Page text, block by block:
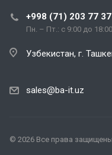
+998 (71) 203 77 37
Пн. – Пт.: с 9:00 до 18:00
Узбекистан, г.
sales@ba-it.uz
© 2026 Все права